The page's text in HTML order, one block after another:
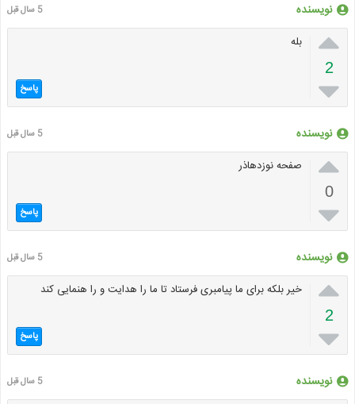
نویسنده 5 سال قبل

2

بله
پاسخ
نویسنده 5 سال قبل

0

صفحه نوزدهاذر
پاسخ
نویسنده 5 سال قبل

2

خیر بلکه برای ما پیامبری فرستاد تا ما را هدایت و را هنمایی کند
پاسخ
نویسنده 5 سال قبل